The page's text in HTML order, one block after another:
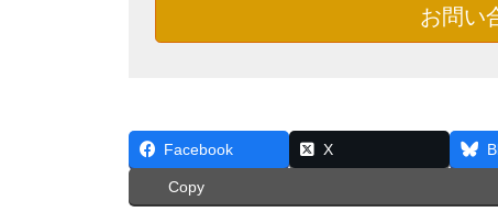
お問い
Facebook X
Copy